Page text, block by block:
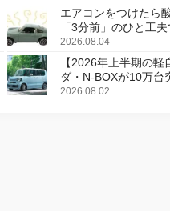
エアコンをつけたら
「3分前」のひと工
2026.08.04
【2026年上半期の
ダ・N-BOXが10万台
2026.08.02